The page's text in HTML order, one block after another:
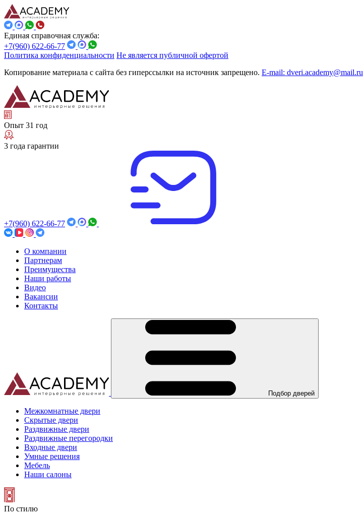
Единая справочная служба:
+7(960) 622-66-77
Политика конфиденциальности Не является публичной офертой
Копирование материала с сайта без гиперссылки на источник запрещено. E-mail: dveri.academy@mail.ru
Опыт 31 год
3 года гарантии
+7(960) 622-66-77
О компании
Партнерам
Преимущества
Наши работы
Видео
Вакансии
Контакты
Подбор дверей
Межкомнатные двери
Скрытые двери
Раздвижные двери
Раздвижные перегородки
Входные двери
Умные решения
Мебель
Наши салоны
По стилю